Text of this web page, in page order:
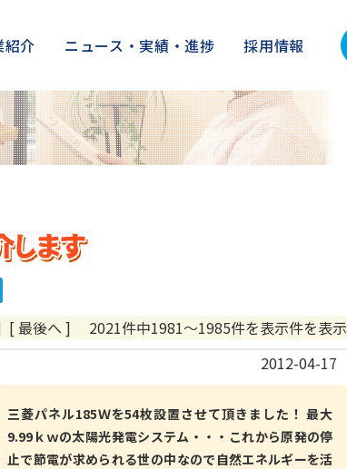
紹介 ニュース・実績・進捗 採用情報
[ 最後へ ] 2021件中1981～1985件を表示件を表示
2012-04-17
三菱パネル185Ｗを54枚設置させて頂きました！ 最大
9.99ｋｗの太陽光発電システム・・・これから原発の停
止で節電が求められる世の中なので自然エネルギーを活